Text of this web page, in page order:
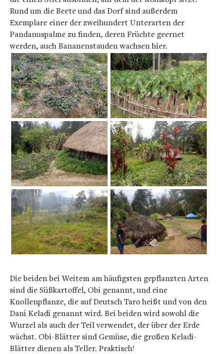
Rund um die Beete und das Dorf sind außerdem
Exemplare einer der zweihundert Unterarten der
Pandanuspalme zu finden, deren Früchte geernet
werden, auch Bananenstauden wachsen hier.
Die beiden bei Weitem am häufigsten gepflanzten Arten
sind die Süßkartoffel, Obi genannt, und eine
Knollenpflanze, die auf Deutsch Taro heißt und von den
Dani Keladi genannt wird. Bei beiden wird sowohl die
Wurzel als auch der Teil verwendet, der über der Erde
wächst. Obi-Blätter sind Gemüse, die großen Keladi-
Blätter dienen als Teller. Praktisch!